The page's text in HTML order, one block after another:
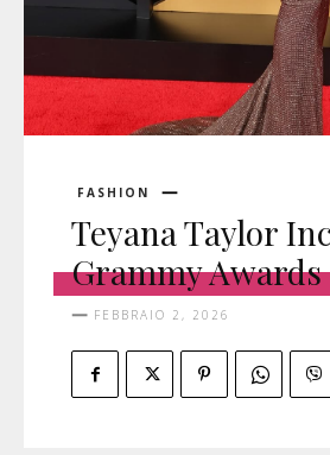
FASHION
Teyana Taylor
Grammy Awards
FEBBRAIO 2, 2026